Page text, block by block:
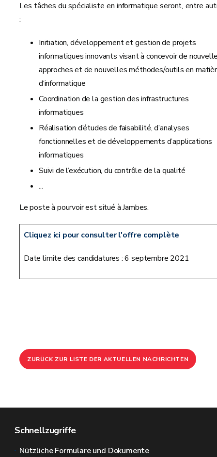
Les tâches du spécialiste en informatique seront, entre
:
Initiation, développement et gestion de projets
informatiques innovants visant à concevoir de
approches et de nouvelles méthodes/outils en
d‘informatique
Coordination de la gestion des infrastructures
informatiques
Réalisation d’études de faisabilité, d’analyses
fonctionnelles et de développements d’applications
informatiques
Suivi de l’exécution, du contrôle de la qualité
...
Le poste à pourvoir est situé à Jambes.
Cliquez ici pour consulter l'offre complète
Date limite des candidatures : 6 septembre 2021
ZURÜCK ZUR LISTE DER AKTUELLEN NACHRICHTEN
Schnellzugriffe
Nützliche Formulare und Dokumente